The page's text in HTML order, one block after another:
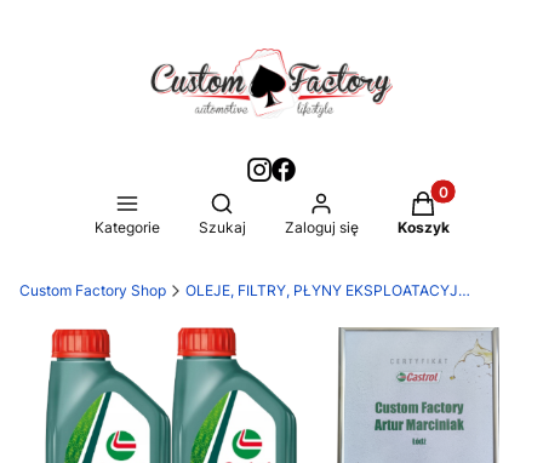
Kategorie
Otwórz wyszukiwarkę
Szukaj Zaloguj się
Produkty w
Koszyk
Custom Factory Shop OLEJE, FILTRY, PŁYNY EKSPLOATACYJNE